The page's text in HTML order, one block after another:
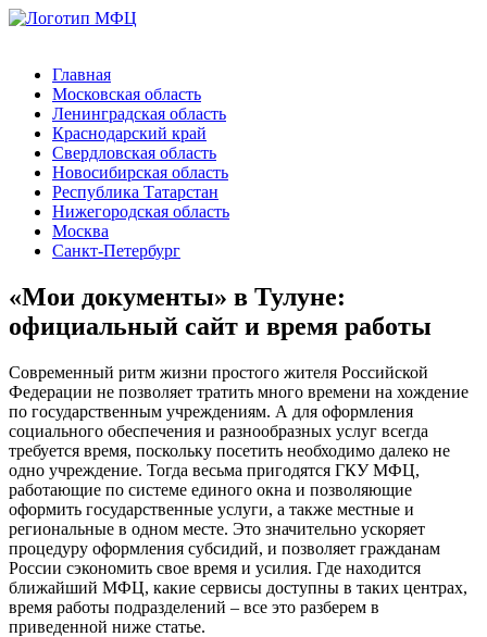
Главная
Московская область
Ленинградская область
Краснодарский край
Свердловская область
Новосибирская область
Республика Татарстан
Нижегородская область
Москва
Санкт-Петербург
«Мои документы» в Тулуне:
официальный сайт и время работы
Современный ритм жизни простого жителя Российской
Федерации не позволяет тратить много времени на хождение
по государственным учреждениям. А для оформления
социального обеспечения и разнообразных услуг всегда
требуется время, поскольку посетить необходимо далеко не
одно учреждение. Тогда весьма пригодятся ГКУ МФЦ,
работающие по системе единого окна и позволяющие
оформить государственные услуги, а также местные и
региональные в одном месте. Это значительно ускоряет
процедуру оформления субсидий, и позволяет гражданам
России сэкономить свое время и усилия. Где находится
ближайший МФЦ, какие сервисы доступны в таких центрах,
время работы подразделений – все это разберем в
приведенной ниже статье.